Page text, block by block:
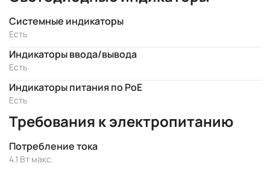
Системные индикаторы
Есть
Индикаторы ввода/вывода
Есть
Индикаторы питания по PoE
Есть
Требования к электропитанию
Потребление тока
4.1 Вт макс.